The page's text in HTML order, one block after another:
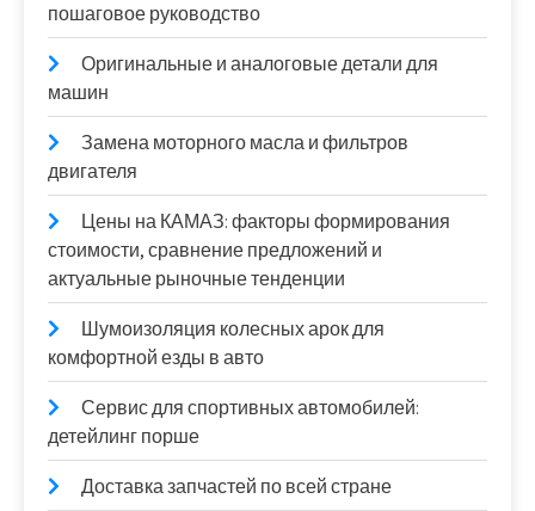
пошаговое руководство
Оригинальные и аналоговые детали для
машин
Замена моторного масла и фильтров
двигателя
Цены на КАМАЗ: факторы формирования
стоимости, сравнение предложений и
актуальные рыночные тенденции
Шумоизоляция колесных арок для
комфортной езды в авто
Сервис для спортивных автомобилей:
детейлинг порше
Доставка запчастей по всей стране